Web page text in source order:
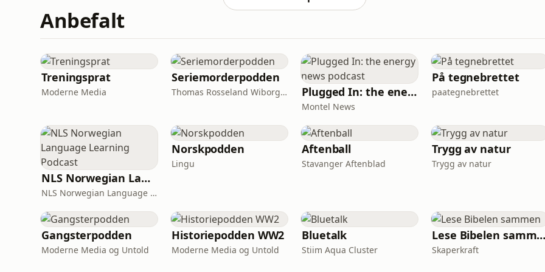
Anbefalt
Treningsprat
Moderne Media
Seriemorderpodden
Thomas Rosseland Wiborg-Thune Plugged In: the energy news podcast
Montel News
På tegnebrettet
paategnebrettet
NLS Norwegian Language Learning Podcast
NLS Norwegian Language School
Norskpodden
Lingu
Aftenball
Stavanger Aftenblad
Trygg av natur
Trygg av natur
Gangsterpodden
Moderne Media og Untold
Historiepodden WW2
Moderne Media og Untold
Bluetalk
Stiim Aqua Cluster
Lese Bibelen
Skaperkraft